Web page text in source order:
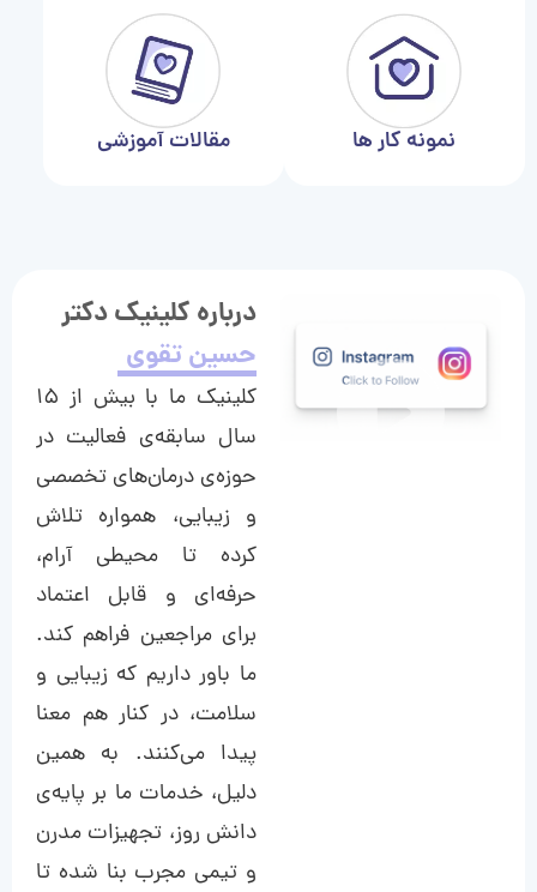
نمونه کار ها مقالات آموزشی
درباره کلینیک دکتر
حسین تقوی
کلینیک ما با بیش از ۱۵
سال سابقه‌ی فعالیت در
حوزه‌ی درمان‌های تخصصی
و زیبایی، همواره تلاش
کرده تا محیطی آرام،
حرفه‌ای و قابل اعتماد
برای مراجعین فراهم کند.
ما باور داریم که زیبایی و
سلامت، در کنار هم معنا
پیدا می‌کنند. به همین
دلیل، خدمات ما بر پایه‌ی
دانش روز، تجهیزات مدرن
و تیمی مجرب بنا شده تا